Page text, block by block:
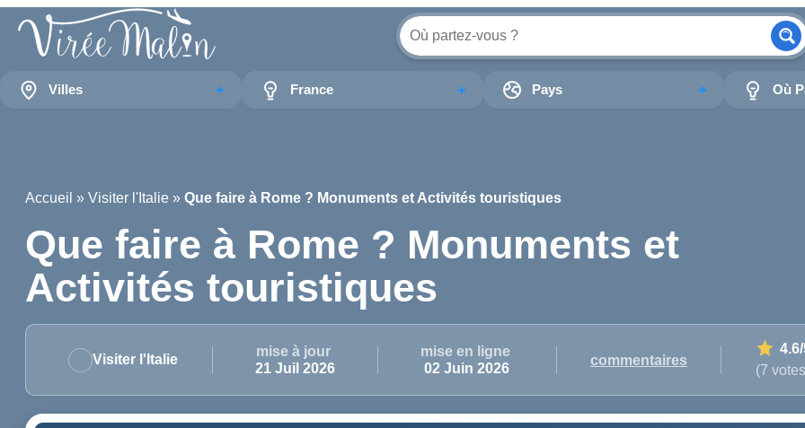
Villes France Pays Où
Accueil » Visiter l'Italie » Que faire à Rome ? Monuments et Activités touristiques
Que faire à Rome ? Monuments et
Activités touristiques
Visiter l'Italie
mise à jour
21 Juil 2026
mise en ligne
02 Juin 2026
commentaires
4.6
(7